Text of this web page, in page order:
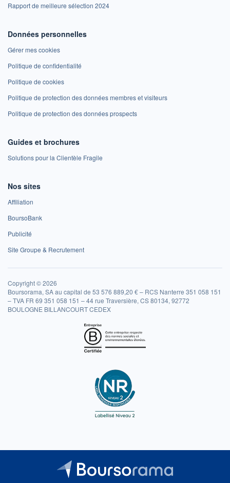
Rapport de meilleure sélection 2024
Données personnelles
Gérer mes cookies
Politique de confidentialité
Politique de cookies
Politique de protection des données membres et visiteurs
Politique de protection des données prospects
Guides et brochures
Solutions pour la Clientèle Fragile
Nos sites
Affiliation
BoursoBank
Publicité
Site Groupe & Recrutement
Copyright © 2026
Boursorama, SA au capital de 53 576 889,20 € – RCS Nanterre 351 058 151
– TVA FR 69 351 058 151 – 44 rue Traversière, CS 80134, 92772
BOULOGNE BILLANCOURT CEDEX